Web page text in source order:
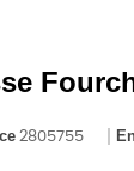
2805755